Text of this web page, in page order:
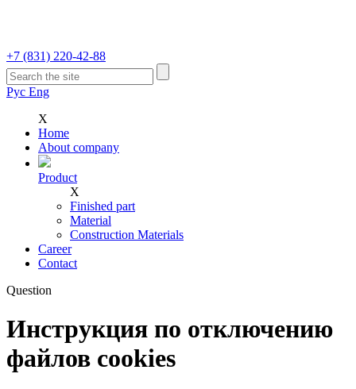
+7 (831) 220-42-88
Рус Eng
Х
Home
Аbout company
Product
Х
Finished part
Material
Construction Materials
Career
Contact
Question
Инструкция по отключению
файлов cookies